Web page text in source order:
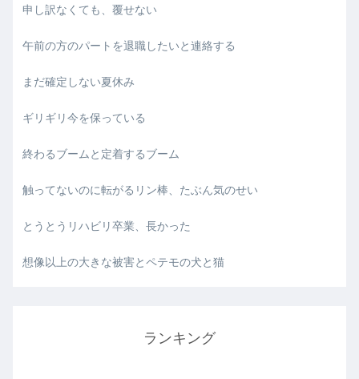
申し訳なくても、覆せない
午前の方のパートを退職したいと連絡する
まだ確定しない夏休み
ギリギリ今を保っている
終わるブームと定着するブーム
触ってないのに転がるリン棒、たぶん気のせい
とうとうリハビリ卒業、長かった
想像以上の大きな被害とペテモの犬と猫
ランキング